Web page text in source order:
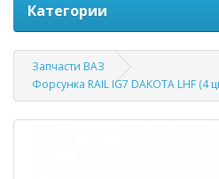
Категории
Запчасти ВАЗ
Форсунка RAIL IG7 DAKOTA LHF (4